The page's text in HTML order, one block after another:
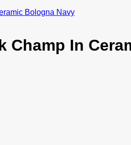
Champ In